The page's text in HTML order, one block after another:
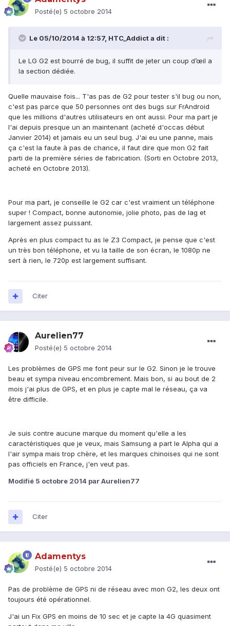
Posté(e) 5 octobre 2014
Le 05/10/2014 à 12:57, HTC_Addict a dit :
Le LG G2 est bourré de bug, il suffit de jeter un coup d’œil a
la section dédiée.
Quelle mauvaise fois... T'as pas de G2 pour tester s'il bug ou non,
c'est pas parce que 50 personnes ont des bugs sur FrAndroid
que les millions d'autres utilisateurs en ont aussi. Pour ma part je
l'ai depuis presque un an maintenant (acheté d'occas début
Janvier 2014) et jamais eu un seul bug. J'ai eu une panne, mais
ça c'est la faute à pas de chance, il faut dire que mon G2 fait
parti de la première séries de fabrication. (Sorti en Octobre 2013,
acheté en Octobre 2013).
Pour ma part, je conseille le G2 car c'est vraiment un téléphone
super ! Compact, bonne autonomie, jolie photo, pas de lag et
largement assez puissant.
Après en plus compact tu as le Z3 Compact, je pense que c'est
un très bon téléphone, et vu la taille de son écran, le 1080p ne
sert à rien, le 720p est largement suffisant.
Citer
Aurelien77
Posté(e) 5 octobre 2014
Les problèmes de GPS me font peur sur le G2. Sinon je le trouve
beau et sympa niveau encombrement. Mais bon, si au bout de 2
mois j'ai plus de GPS, et en plus je capte mal le réseau, ça va
être difficile.
Je suis contre aucune marque du moment qu'elle a les
caractéristiques que je veux, mais Samsung a part le Alpha qui a
l'air sympa mais trop chère, et les marques chinoises qui ne sont
pas officiels en France, j'en veut pas.
Modifié 5 octobre 2014 par Aurelien77
Citer
Adamentys
Posté(e) 5 octobre 2014
Pas de problème de GPS ni de réseau avec mon G2, les deux ont
toujours été opérationnel.
J'ai un Fix GPS en moins de 10 sec et je capte la 4G quasiment